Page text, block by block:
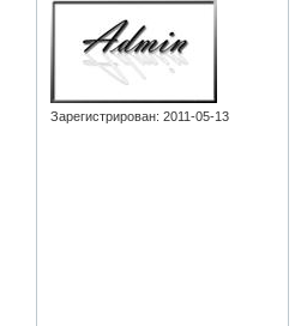
Зарегистрирован: 2011-05-13